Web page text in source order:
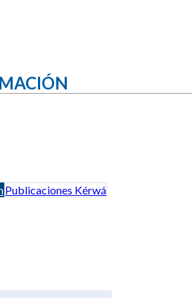
Publicaciones Kérwá